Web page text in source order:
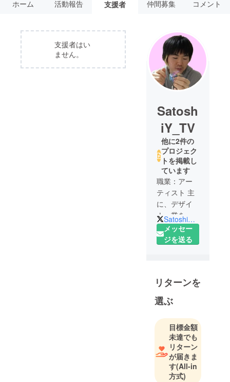
ホーム 活動報告 支援者 仲間募集 コメント
支援者はい
ません。
Satosh
iY_TV
他に2件の
プロジェク
トを掲載し
ています
職業：アー
ティスト 主
に、デザイ
ナー業を
やっており
ます！
んと来い！
LINEスタン
プ:https://t.c
o/0GjekHXo
STORE:https
://t.co/pJNFx
fTU7H
SatoshiY_TV
メッセー
ジを送る
リターンを
選ぶ
目標金額
未達でも
リターン
が届きま
す(All-in
方式)